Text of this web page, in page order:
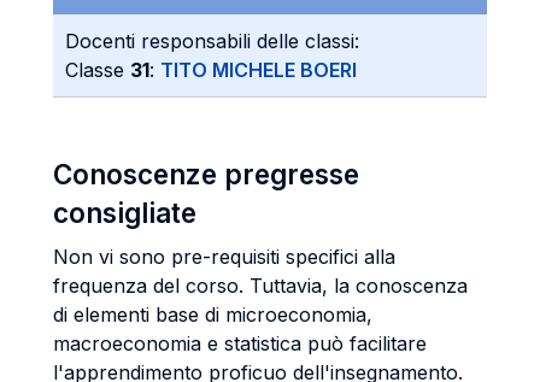
Docenti responsabili delle classi:
Classe 31: TITO MICHELE BOERI
Conoscenze pregresse
consigliate
Non vi sono pre-requisiti specifici alla
frequenza del corso. Tuttavia, la conoscenza
di elementi base di microeconomia,
macroeconomia e statistica può facilitare
l'apprendimento proficuo dell'insegnamento.